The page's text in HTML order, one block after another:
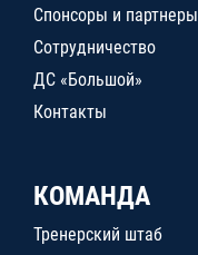
Спонсоры и партнеры
Сотрудничество
ДС «Большой»
Контакты
КОМАНДА
Тренерский штаб